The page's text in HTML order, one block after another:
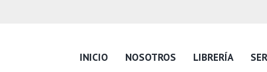
INICIO NOSOTROS LIBRERÍA